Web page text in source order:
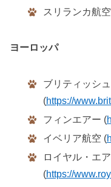
スリランカ航
ヨーロッパ
ブリティッシ
(https://
フィンエアー (
イベリア航空 (
ロイヤル・エ
(https://